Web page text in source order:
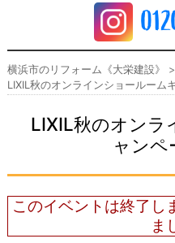
横浜市のリフォーム《大栄建設》 >
LIXIL秋のオンラインショールーム
LIXIL秋のオンラ
ャン
このイベントは終了し
ま